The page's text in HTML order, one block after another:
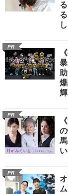
PR
PR
PR